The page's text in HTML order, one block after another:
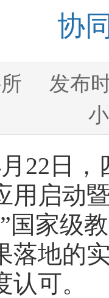
协
发布
小
日，
用启动
国家级
落地的
可。